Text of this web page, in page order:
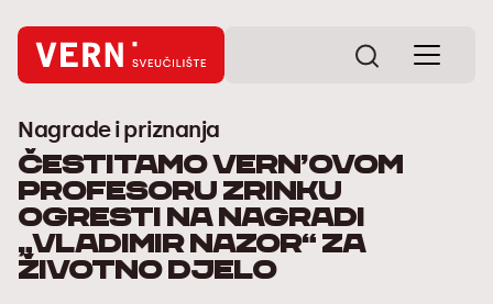
Nagrade i priznanja
Čestitamo VERN’ovom
profesoru Zrinku
Ogresti na nagradi
„Vladimir Nazor“ za
životno djelo